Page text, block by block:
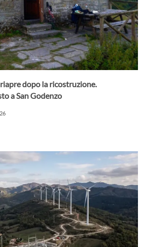
dopo la ricostruzione.
a San Godenzo